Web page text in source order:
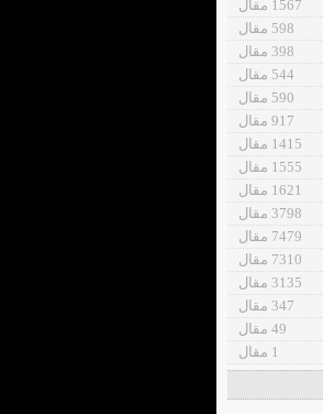
1567 مقال
598 مقال
398 مقال
544 مقال
590 مقال
917 مقال
1415 مقال
1555 مقال
1621 مقال
3798 مقال
7479 مقال
7310 مقال
3135 مقال
347 مقال
49 مقال
1 مقال